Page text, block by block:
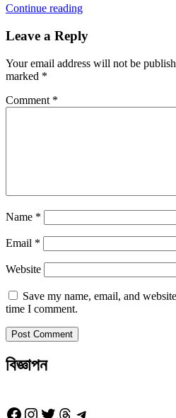
Continue reading
Leave a Reply
Your email address will not be
marked *
Comment *
Name *
Email *
Website
Save my name, email, and
time I comment.
বিজ্ঞাপন
Facebook
Instagram
Twitter
Threads
Telegram